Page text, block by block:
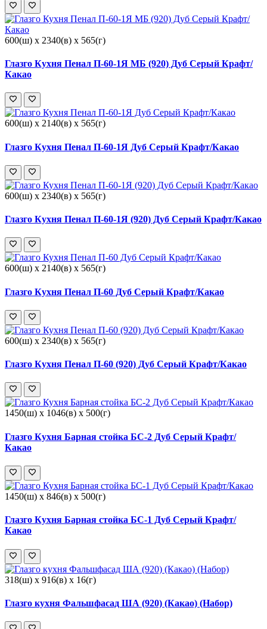
600(ш) x 2340(в) x 565(г)
Глазго Кухня Пенал П-60-1Я МБ (920) Дуб Серый Крафт/
Какао
600(ш) x 2140(в) x 565(г)
Глазго Кухня Пенал П-60-1Я Дуб Серый Крафт/Какао
600(ш) x 2340(в) x 565(г)
Глазго Кухня Пенал П-60-1Я (920) Дуб Серый Крафт/Какао
600(ш) x 2140(в) x 565(г)
Глазго Кухня Пенал П-60 Дуб Серый Крафт/Какао
600(ш) x 2340(в) x 565(г)
Глазго Кухня Пенал П-60 (920) Дуб Серый Крафт/Какао
1450(ш) x 1046(в) x 500(г)
Глазго Кухня Барная стойка БС-2 Дуб Серый Крафт/
Какао
1450(ш) x 846(в) x 500(г)
Глазго Кухня Барная стойка БС-1 Дуб Серый Крафт/
Какао
318(ш) x 916(в) x 16(г)
Глазго кухня Фальшфасад ША (920) (Какао) (Набор)